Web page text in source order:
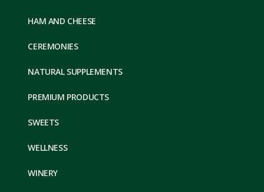
HAM AND CHEESE
CEREMONIES
NATURAL SUPPLEMENTS
PREMIUM PRODUCTS
SWEETS
WELLNESS
WINERY